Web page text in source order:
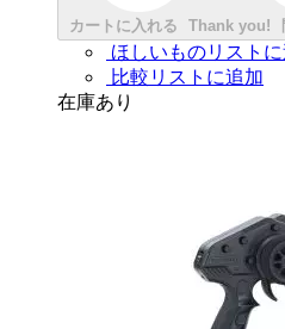
カートに入れる Thank you!
ほしいものリスト
比較リストに追加
在庫あり